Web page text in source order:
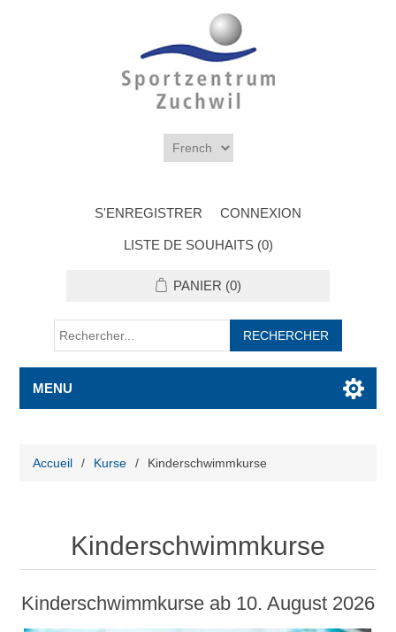
S'ENREGISTRER CONNEXION
LISTE DE SOUHAITS (0)
PANIER (0)
MENU
Accueil / Kurse / Kinderschwimmkurse
Kinderschwimmkurse
Kinderschwimmkurse ab 10. August 2026